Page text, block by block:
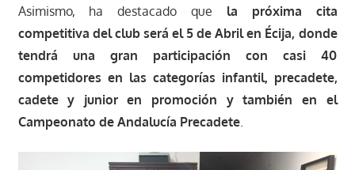
Asimismo, ha destacado que la próxima cita
competitiva del club será el 5 de Abril en Écija, donde
tendrá una gran participación con casi 40
competidores en las categorías infantil, precadete,
cadete y junior en promoción y también en el
Campeonato de Andalucía Precadete.